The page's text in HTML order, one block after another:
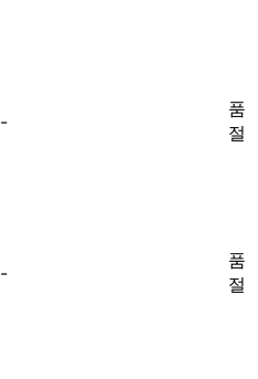
-
품
절
-
품
절